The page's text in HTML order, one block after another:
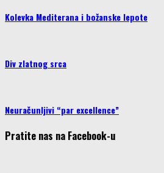
Kolevka Mediterana i božanske lepote
Div zlatnog srca
Neuračunljivi “par excellence”
Pratite nas na Facebook-u